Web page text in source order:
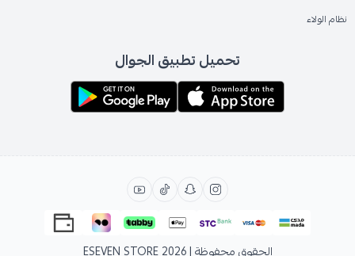
نظام الولاء
تحميل تطبيق الجوال
الحقوق محفوظة | 2026 ESEVEN STORE